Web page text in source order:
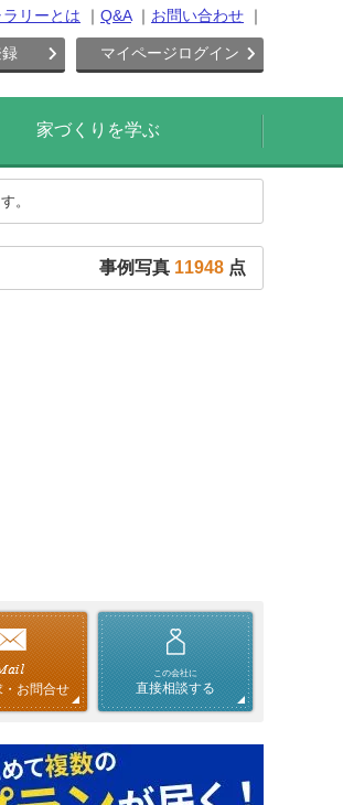
リーとは Q&A お問い合わせ
マイページログイン
家づくりを学ぶ
。
事例写真 11948 点
・お問合せ
この会社に
直接相談する